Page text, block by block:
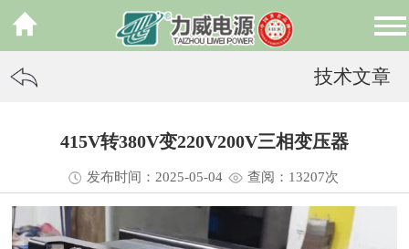
技术文章
415V转380V变220V200V三相变压器
发布时间：2025-05-04 查阅：13207次